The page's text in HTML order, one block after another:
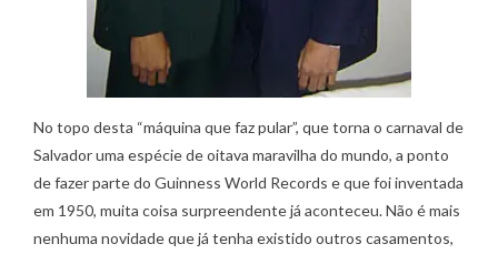
No topo desta “máquina que faz pular”, que torna o carnaval de
Salvador uma espécie de oitava maravilha do mundo, a ponto
de fazer parte do Guinness World Records e que foi inventada
em 1950, muita coisa surpreendente já aconteceu. Não é mais
nenhuma novidade que já tenha existido outros casamentos,